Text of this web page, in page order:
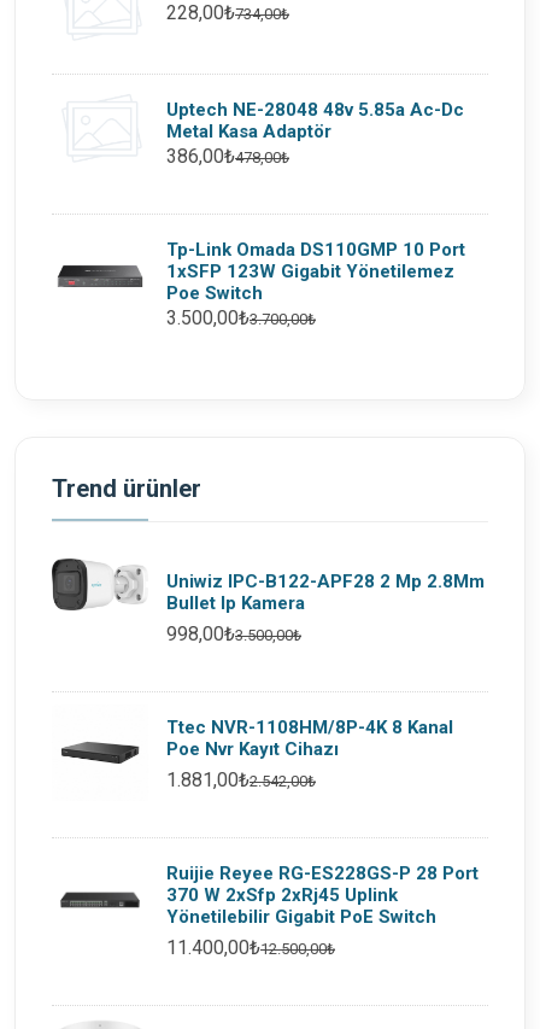
228,00₺734,00₺
Uptech NE-28048 48v 5.85a Ac-Dc
Metal Kasa Adaptör
386,00₺478,00₺
Tp-Link Omada DS110GMP 10 Port
1xSFP 123W Gigabit Yönetilemez
Poe Switch
3.500,00₺3.700,00₺
Trend ürünler
Uniwiz IPC-B122-APF28 2 Mp 2.8Mm
Bullet Ip Kamera
998,00₺3.500,00₺
Ttec NVR-1108HM/8P-4K 8 Kanal
Poe Nvr Kayıt Cihazı
1.881,00₺2.542,00₺
Ruijie Reyee RG-ES228GS-P 28 Port
370 W 2xSfp 2xRj45 Uplink
Yönetilebilir Gigabit PoE Switch
11.400,00₺12.500,00₺